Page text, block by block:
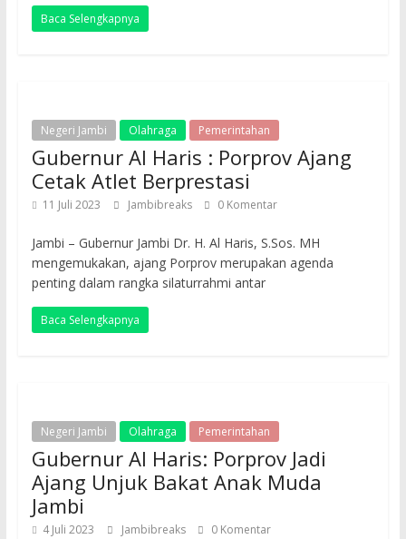
Baca Selengkapnya
Negeri Jambi Olahraga Pemerintahan
Gubernur Al Haris : Porprov Ajang
Cetak Atlet Berprestasi
11 Juli 2023 Jambibreaks 0 Komentar
Jambi – Gubernur Jambi Dr. H. Al Haris, S.Sos. MH
mengemukakan, ajang Porprov merupakan agenda
penting dalam rangka silaturrahmi antar
Baca Selengkapnya
Negeri Jambi Olahraga Pemerintahan
Gubernur Al Haris: Porprov Jadi
Ajang Unjuk Bakat Anak Muda
Jambi
4 Juli 2023 Jambibreaks 0 Komentar